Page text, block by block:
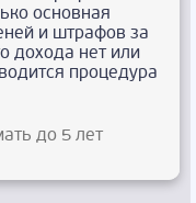
основная
и штрафов за
дохода нет или
процедура
до 5 лет